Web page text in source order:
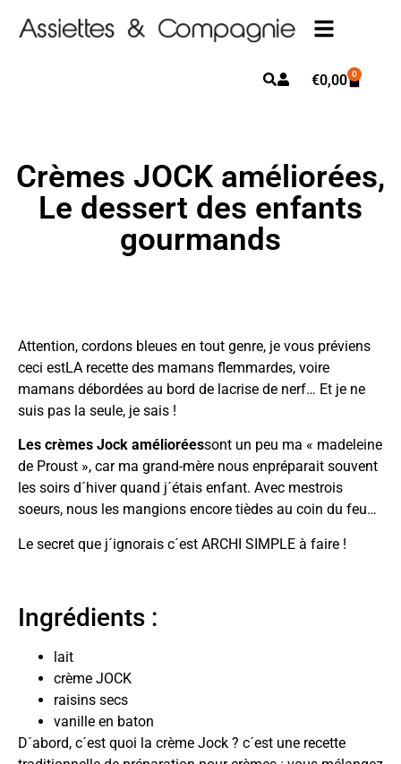
€0,00 0
Crèmes JOCK améliorées,
Le dessert des enfants
gourmands
Attention, cordons bleues en tout genre, je vous préviens
ceci estLA recette des mamans flemmardes, voire
mamans débordées au bord de lacrise de nerf… Et je ne
suis pas la seule, je sais !
Les crèmes Jock amélioréessont un peu ma « madeleine
de Proust », car ma grand-mère nous enpréparait souvent
les soirs d´hiver quand j´étais enfant. Avec mestrois
soeurs, nous les mangions encore tièdes au coin du feu…
Le secret que j´ignorais c´est ARCHI SIMPLE à faire !
Ingrédients :
lait
crème JOCK
raisins secs
vanille en baton
D´abord, c´est quoi la crème Jock ? c´est une recette